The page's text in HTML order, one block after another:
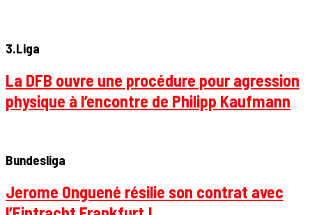
3.Liga
La DFB ouvre une procédure pour agression
physique à l’encontre de Philipp Kaufmann
Bundesliga
Jerome Onguené résilie son contrat avec